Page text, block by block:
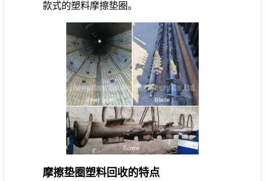
款式的塑料摩擦垫圈。
摩擦垫圈塑料回收的特点